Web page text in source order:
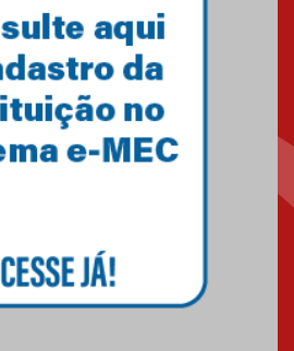
MackPesquisa 2026 prorroga
inscrições até 14 de agosto
15.06.2026